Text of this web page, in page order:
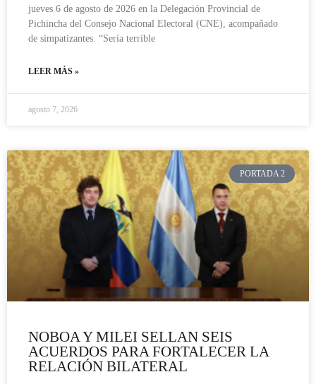
jueves 6 de agosto de 2026 en la Delegación Provincial de
Pichincha del Consejo Nacional Electoral (CNE), acompañado
de simpatizantes. “Sería terrible
LEER MÁS »
agosto 7, 2026
PORTADA 2
NOBOA Y MILEI SELLAN SEIS
ACUERDOS PARA FORTALECER LA
RELACIÓN BILATERAL